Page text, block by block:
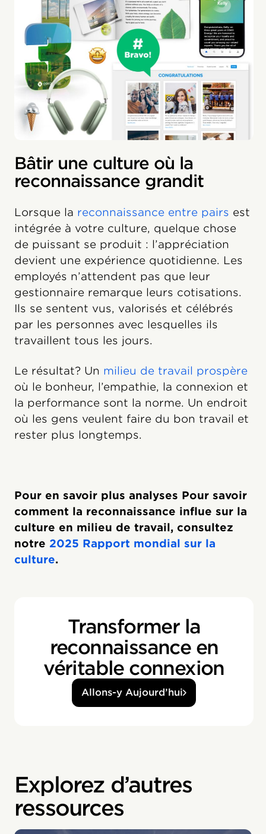
Bâtir une culture où la
reconnaissance grandit
Lorsque la reconnaissance entre pairs est
intégrée à votre culture, quelque chose
de puissant se produit : l’appréciation
devient une expérience quotidienne. Les
employés n’attendent pas que leur
gestionnaire remarque leurs cotisations.
Ils se sentent vus, valorisés et célébrés
par les personnes avec lesquelles ils
travaillent tous les jours.
Le résultat? Un milieu de travail prospère
où le bonheur, l’empathie, la connexion et
la performance sont la norme. Un endroit
où les gens veulent faire du bon travail et
rester plus longtemps.
Pour en savoir plus analyses Pour savoir
comment la reconnaissance influe sur la
culture en milieu de travail, consultez
notre 2025 Rapport mondial sur la
culture.
Transformer la
reconnaissance en
véritable connexion
Allons-y Aujourd’hui
Explorez d’autres
ressources